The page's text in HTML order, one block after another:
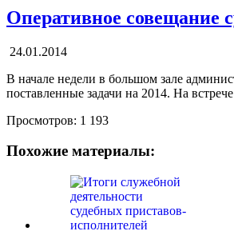
Оперативное совещание
24.01.2014
В начале недели в большом зале
поставленные задачи на 2014. На
Просмотров: 1 193
Похожие материалы: